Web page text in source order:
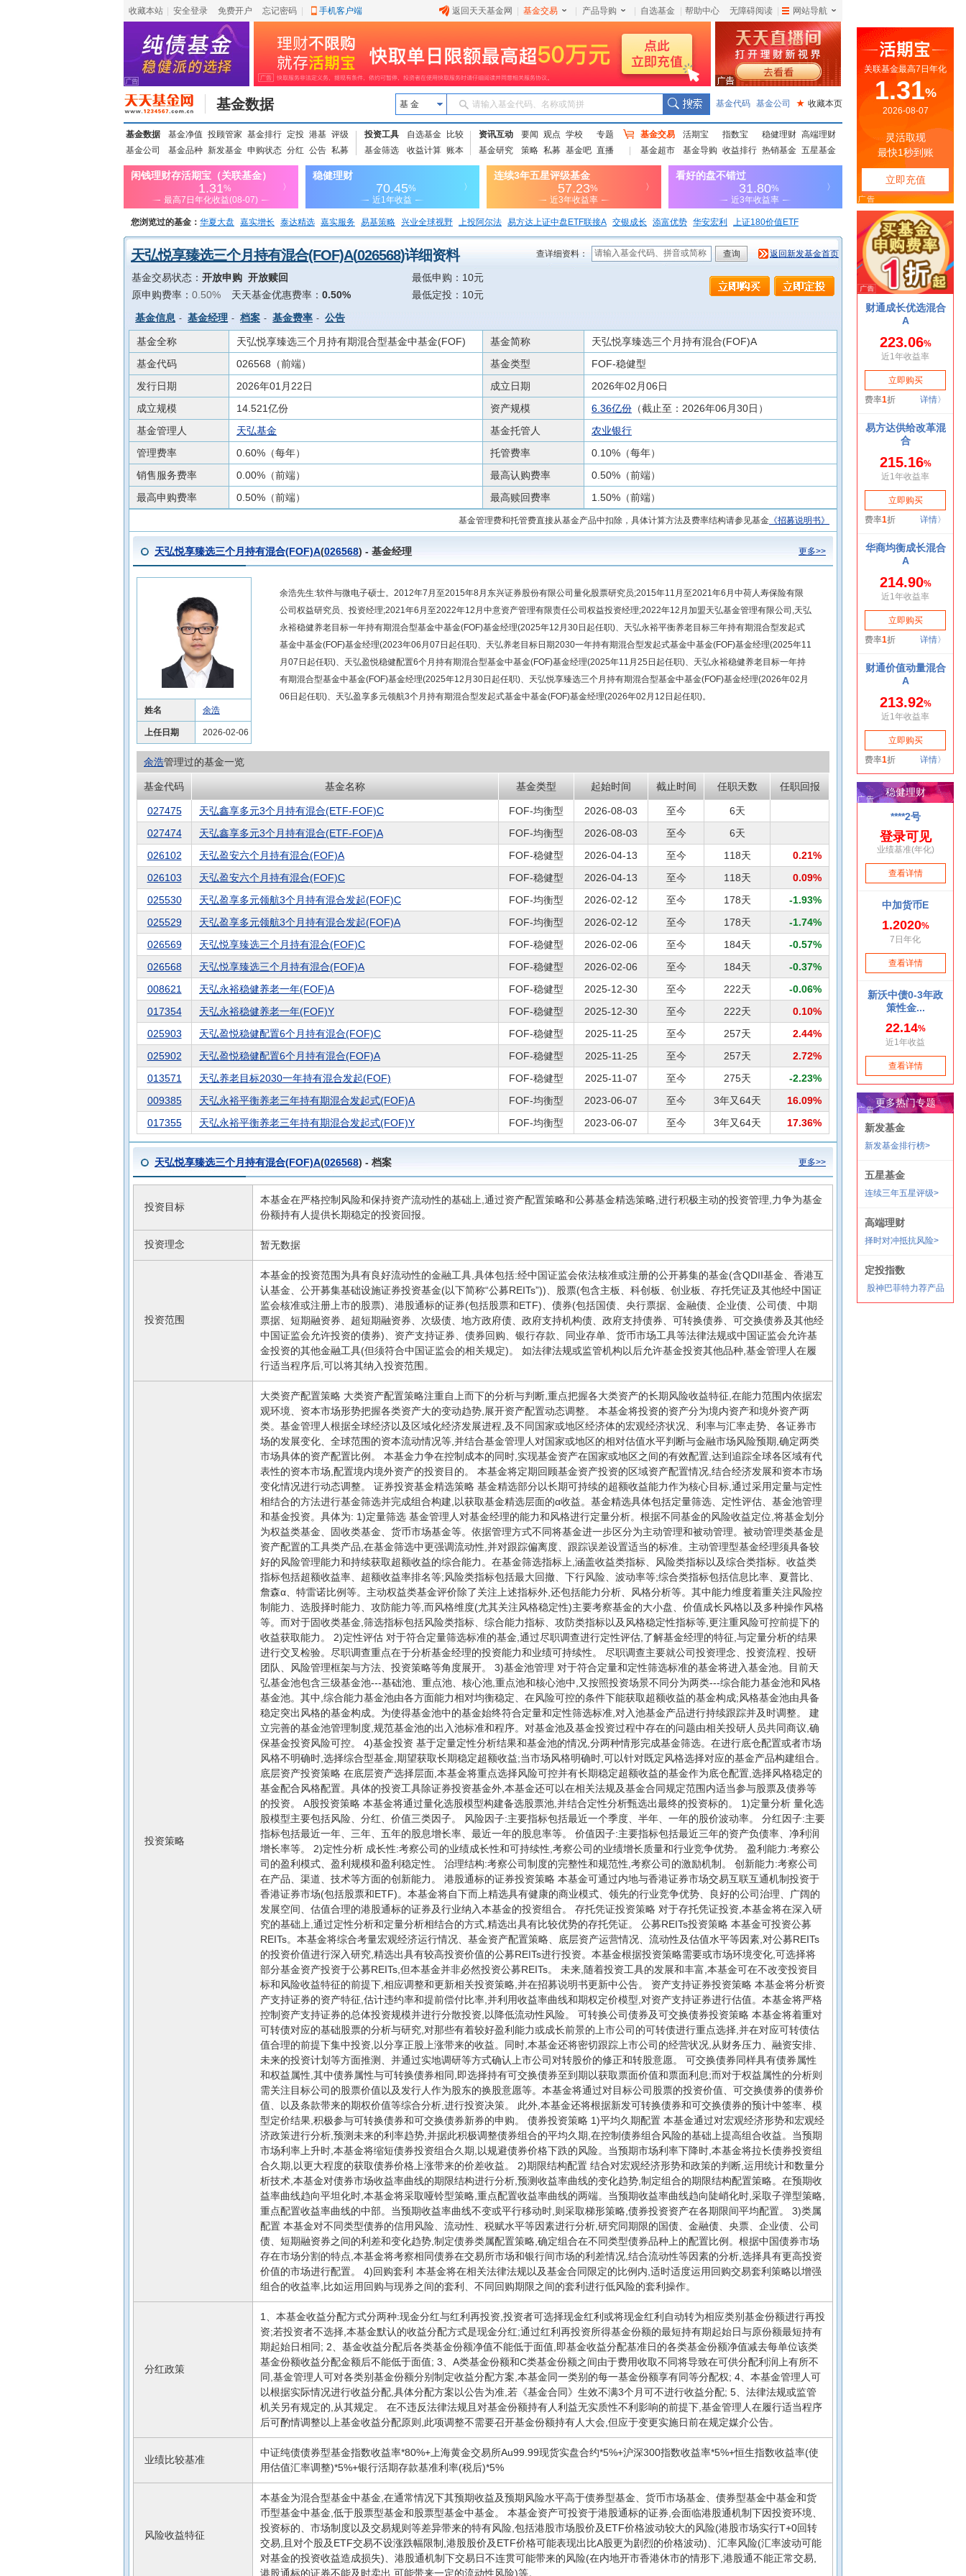
收藏本站 安全登录 免费开户 忘记密码 手机客户端 返回天天基金网 基金交易 产品导购 自选基金 帮助中心 无障碍阅读 网站导航
基金数据 基 金 请输入基金代码、名称或简拼 基金代码 基金公司 ★ 收藏本页
基金数据 基金净值 投顾管家 基金排行 定投 港基 评级
基金公司
基金品种 新发基金 申购状态 分红 公告 私募
投资工具 自选基金
比较
基金筛选
收益计算 账本
资讯互动 要闻 观点 学校
专题
基金研究
策略 私募 基金吧 直播
基金交易 活期宝 指数宝 稳健理财 高端理财
基金超市
基金导购 收益排行 热销基金 五星基金
您浏览过的基金： 华夏大盘 嘉实增长 泰达精选 嘉实服务 易基策略 兴业全球视野 上投阿尔法 易方达上证中盘ETF联接A 交银成长 添富优势 华安宏利
上证180价值ETF
上投优势 信诚蓝筹
天弘悦享臻选三个月持有混合(FOF)A(026568)详细资料 查详细资料： 查询 返回新发基金首页
基金交易状态： 开放申购 开放赎回
最低申购：10元
原申购费率： 0.50% 天天基金优惠费率： 0.50%
最低定投：10元
基金信息 - 基金经理 - 档案 - 基金费率 - 公告
基金全称 天弘悦享臻选三个月持有期混合型基金中基金(FOF) 基金简称
天弘悦享臻选三个月持有混合(FOF)A
基金代码
026568（前端） 基金类型
FOF-稳健型
发行日期
2026年01月22日 成立日期
2026年02月06日
成立规模
14.521亿份 资产规模 6.36亿份 （截止至：2026年06月30日）
基金管理人
天弘基金 基金托管人
农业银行
管理费率
0.60%（每年） 托管费率
0.10%（每年）
销售服务费率
0.00%（前端） 最高认购费率
0.50%（前端）
最高申购费率
0.50%（前端） 最高赎回费率 1.50%（前端）
基金管理费和托管费直接从基金产品中扣除，具体计算方法及费率结构请参见基金 《招募说明书》
天弘悦享臻选三个月持有混合(FOF)A(026568) - 基金经理 更多>>
姓名 余浩
上任日期 2026-02-06
余浩先生:软件与微电子硕士。2012年7月至2015年8月东兴证券股份有限公司量化股票研究员;2015年11月至2021年6月中荷人寿保险有限
公司权益研究员、投资经理;2021年6月至2022年12月中意资产管理有限责任公司权益投资经理;2022年12月加盟天弘基金管理有限公司,天弘
永裕稳健养老目标一年持有期混合型基金中基金(FOF)基金经理(2025年12月30日起任职)、天弘永裕平衡养老目标三年持有期混合型发起式
基金中基金(FOF)基金经理(2023年06月07日起任职)、天弘养老目标日期2030一年持有期混合型发起式基金中基金(FOF)基金经理(2025年11
月07日起任职)、天弘盈悦稳健配置6个月持有期混合型基金中基金(FOF)基金经理(2025年11月25日起任职)、天弘永裕稳健养老目标一年持
有期混合型基金中基金(FOF)基金经理(2025年12月30日起任职)、天弘悦享臻选三个月持有期混合型基金中基金(FOF)基金经理(2026年02月
06日起任职)、天弘盈享多元领航3个月持有期混合型发起式基金中基金(FOF)基金经理(2026年02月12日起任职)。
余浩管理过的基金一览
基金代码 基金名称 基金类型 起始时间 截止时间 任职天数 任职回报
027475 天弘鑫享多元3个月持有混合(ETF-FOF)C FOF-均衡型 2026-08-03 至今
6天
027474
天弘鑫享多元3个月持有混合(ETF-FOF)A FOF-均衡型 2026-08-03 至今
6天
026102
天弘盈安六个月持有混合(FOF)A FOF-稳健型 2026-04-13 至今 118天
0.21%
026103
天弘盈安六个月持有混合(FOF)C FOF-稳健型 2026-04-13 至今 118天
0.09%
025530
天弘盈享多元领航3个月持有混合发起(FOF)C FOF-均衡型 2026-02-12 至今 178天
-1.93%
025529
天弘盈享多元领航3个月持有混合发起(FOF)A FOF-均衡型 2026-02-12 至今 178天
-1.74%
026569
天弘悦享臻选三个月持有混合(FOF)C FOF-稳健型 2026-02-06 至今 184天
-0.57%
026568
天弘悦享臻选三个月持有混合(FOF)A FOF-稳健型 2026-02-06 至今 184天
-0.37%
008621
天弘永裕稳健养老一年(FOF)A FOF-稳健型 2025-12-30 至今 222天
-0.06%
017354
天弘永裕稳健养老一年(FOF)Y FOF-稳健型 2025-12-30 至今 222天
0.10%
025903
天弘盈悦稳健配置6个月持有混合(FOF)C FOF-稳健型 2025-11-25 至今 257天
2.44%
025902
天弘盈悦稳健配置6个月持有混合(FOF)A FOF-稳健型 2025-11-25 至今 257天
2.72%
013571
天弘养老目标2030一年持有混合发起(FOF) FOF-稳健型 2025-11-07 至今 275天
-2.23%
009385
天弘永裕平衡养老三年持有期混合发起式(FOF)A FOF-均衡型 2023-06-07 至今 3年又64天
16.09%
017355
天弘永裕平衡养老三年持有期混合发起式(FOF)Y FOF-均衡型 2023-06-07 至今 3年又64天 17.36%
天弘悦享臻选三个月持有混合(FOF)A(026568) - 档案 更多>>
投资目标
本基金在严格控制风险和保持资产流动性的基础上,通过资产配置策略和公募基金精选策略,进行积极主动的投资管理,力争为基金
份额持有人提供长期稳定的投资回报。
投资理念 暂无数据
投资范围
本基金的投资范围为具有良好流动性的金融工具,具体包括:经中国证监会依法核准或注册的公开募集的基金(含QDII基金、香港互
认基金、公开募集基础设施证券投资基金(以下简称“公募REITs”))、股票(包含主板、科创板、创业板、存托凭证及其他经中国证
监会核准或注册上市的股票)、港股通标的证券(包括股票和ETF)、债券(包括国债、央行票据、金融债、企业债、公司债、中期
票据、短期融资券、超短期融资券、次级债、地方政府债、政府支持机构债、政府支持债券、可转换债券、可交换债券及其他经
中国证监会允许投资的债券)、资产支持证券、债券回购、银行存款、同业存单、货币市场工具等法律法规或中国证监会允许基
金投资的其他金融工具(但须符合中国证监会的相关规定)。 如法律法规或监管机构以后允许基金投资其他品种,基金管理人在履
行适当程序后,可以将其纳入投资范围。
投资策略
大类资产配置策略 大类资产配置策略注重自上而下的分析与判断,重点把握各大类资产的长期风险收益特征,在能力范围内依据宏
观环境、资本市场形势把握各类资产大的变动趋势,展开资产配置动态调整。 本基金将投资的资产分为境内资产和境外资产两
类。基金管理人根据全球经济以及区域化经济发展进程,及不同国家或地区经济体的宏观经济状况、利率与汇率走势、各证券市
场的发展变化、全球范围的资本流动情况等,并结合基金管理人对国家或地区的相对估值水平判断与金融市场风险预期,确定两类
市场具体的资产配置比例。 本基金力争在控制成本的同时,实现基金资产在国家或地区之间的有效配置,达到追踪全球各区域有代
表性的资本市场,配置境内境外资产的投资目的。 本基金将定期回顾基金资产投资的区域资产配置情况,结合经济发展和资本市场
变化情况进行动态调整。 证券投资基金精选策略 基金精选部分以长期可持续的超额收益能力作为核心目标,通过采用定量与定性
相结合的方法进行基金筛选并完成组合构建,以获取基金精选层面的α收益。基金精选具体包括定量筛选、定性评估、基金池管理
和基金投资。具体为: 1)定量筛选 基金管理人对基金经理的能力和风格进行定量分析。根据不同基金的风险收益定位,将基金划分
为权益类基金、固收类基金、货币市场基金等。依据管理方式不同将基金进一步区分为主动管理和被动管理。被动管理类基金是
资产配置的工具类产品,在基金筛选中更强调流动性,并对跟踪偏离度、跟踪误差设置适当的标准。主动管理型基金经理须具备较
好的风险管理能力和持续获取超额收益的综合能力。在基金筛选指标上,涵盖收益类指标、风险类指标以及综合类指标。收益类
指标包括超额收益率、超额收益率排名等;风险类指标包括最大回撤、下行风险、波动率等;综合类指标包括信息比率、夏普比、
詹森α、特雷诺比例等。主动权益类基金评价除了关注上述指标外,还包括能力分析、风格分析等。其中能力维度着重关注风险控
制能力、选股择时能力、攻防能力等,而风格维度(尤其关注风格稳定性)主要考察基金的大小盘、价值成长风格以及多种操作风格
等。而对于固收类基金,筛选指标包括风险类指标、综合能力指标、攻防类指标以及风格稳定性指标等,更注重风险可控前提下的
收益获取能力。 2)定性评估 对于符合定量筛选标准的基金,通过尽职调查进行定性评估,了解基金经理的特征,与定量分析的结果
进行交叉检验。尽职调查重点在于分析基金经理的投资能力和业绩可持续性。 尽职调查主要就公司投资理念、投资流程、投研
团队、风险管理框架与方法、投资策略等角度展开。 3)基金池管理 对于符合定量和定性筛选标准的基金将进入基金池。目前天
弘基金池包含三级基金池---基础池、重点池、核心池,重点池和核心池中,又按照投资场景不同分为两类---综合能力基金池和风格
基金池。其中,综合能力基金池由各方面能力相对均衡稳定、在风险可控的条件下能获取超额收益的基金构成;风格基金池由具备
稳定突出风格的基金构成。为使得基金池中的基金始终符合定量和定性筛选标准,对入池基金产品进行持续跟踪并及时调整。 建
立完善的基金池管理制度,规范基金池的出入池标准和程序。对基金池及基金投资过程中存在的问题由相关投研人员共同商议,确
保基金投资风险可控。 4)基金投资 基于定量定性分析结果和基金池的情况,分两种情形完成基金筛选。在进行底仓配置或者市场
风格不明确时,选择综合型基金,期望获取长期稳定超额收益;当市场风格明确时,可以针对既定风格选择对应的基金产品构建组合。
底层资产投资策略 在底层资产选择层面,本基金将重点选择风险可控并有长期稳定超额收益的基金作为底仓配置,选择风格稳定的
基金配合风格配置。具体的投资工具除证券投资基金外,本基金还可以在相关法规及基金合同规定范围内适当参与股票及债券等
的投资。 A股投资策略 本基金将通过量化选股模型构建备选股票池,并结合定性分析甄选出最终的投资标的。 1)定量分析 量化选
股模型主要包括风险、分红、价值三类因子。 风险因子:主要指标包括最近一个季度、半年、一年的股价波动率。 分红因子:主要
指标包括最近一年、三年、五年的股息增长率、最近一年的股息率等。 价值因子:主要指标包括最近三年的资产负债率、净利润
增长率等。 2)定性分析 成长性:考察公司的业绩成长性和可持续性,考察公司的业绩增长质量和行业竞争优势。 盈利能力:考察公
司的盈利模式、盈利规模和盈利稳定性。 治理结构:考察公司制度的完整性和规范性,考察公司的激励机制。 创新能力:考察公司
在产品、渠道、技术等方面的创新能力。 港股通标的证券投资策略 本基金可通过内地与香港证券市场交易互联互通机制投资于
香港证券市场(包括股票和ETF)。本基金将自下而上精选具有健康的商业模式、领先的行业竞争优势、良好的公司治理、广阔的
发展空间、估值合理的港股通标的证券及行业纳入本基金的投资组合。 存托凭证投资策略 对于存托凭证投资,本基金将在深入研
究的基础上,通过定性分析和定量分析相结合的方式,精选出具有比较优势的存托凭证。 公募REITs投资策略 本基金可投资公募
REITs。本基金将综合考量宏观经济运行情况、基金资产配置策略、底层资产运营情况、流动性及估值水平等因素,对公募REITs
的投资价值进行深入研究,精选出具有较高投资价值的公募REITs进行投资。本基金根据投资策略需要或市场环境变化,可选择将
部分基金资产投资于公募REITs,但本基金并非必然投资公募REITs。 未来,随着投资工具的发展和丰富,本基金可在不改变投资目
标和风险收益特征的前提下,相应调整和更新相关投资策略,并在招募说明书更新中公告。 资产支持证券投资策略 本基金将分析资
产支持证券的资产特征,估计违约率和提前偿付比率,并利用收益率曲线和期权定价模型,对资产支持证券进行估值。本基金将严格
控制资产支持证券的总体投资规模并进行分散投资,以降低流动性风险。 可转换公司债券及可交换债券投资策略 本基金将着重对
可转债对应的基础股票的分析与研究,对那些有着较好盈利能力或成长前景的上市公司的可转债进行重点选择,并在对应可转债估
值合理的前提下集中投资,以分享正股上涨带来的收益。同时,本基金还将密切跟踪上市公司的经营状况,从财务压力、融资安排、
未来的投资计划等方面推测、并通过实地调研等方式确认上市公司对转股价的修正和转股意愿。 可交换债券同样具有债券属性
和权益属性,其中债券属性与可转换债券相同,即选择持有可交换债券至到期以获取票面价值和票面利息;而对于权益属性的分析则
需关注目标公司的股票价值以及发行人作为股东的换股意愿等。本基金将通过对目标公司股票的投资价值、可交换债券的债券价
值、以及条款带来的期权价值等综合分析,进行投资决策。 此外,本基金还将根据新发可转换债券和可交换债券的预计中签率、模
型定价结果,积极参与可转换债券和可交换债券新券的申购。 债券投资策略 1)平均久期配置 本基金通过对宏观经济形势和宏观经
济政策进行分析,预测未来的利率趋势,并据此积极调整债券组合的平均久期,在控制债券组合风险的基础上提高组合收益。当预期
市场利率上升时,本基金将缩短债券投资组合久期,以规避债券价格下跌的风险。当预期市场利率下降时,本基金将拉长债券投资组
合久期,以更大程度的获取债券价格上涨带来的价差收益。 2)期限结构配置 结合对宏观经济形势和政策的判断,运用统计和数量分
析技术,本基金对债券市场收益率曲线的期限结构进行分析,预测收益率曲线的变化趋势,制定组合的期限结构配置策略。在预期收
益率曲线趋向平坦化时,本基金将采取哑铃型策略,重点配置收益率曲线的两端。当预期收益率曲线趋向陡峭化时,采取子弹型策略,
重点配置收益率曲线的中部。当预期收益率曲线不变或平行移动时,则采取梯形策略,债券投资资产在各期限间平均配置。 3)类属
配置 本基金对不同类型债券的信用风险、流动性、税赋水平等因素进行分析,研究同期限的国债、金融债、央票、企业债、公司
债、短期融资券之间的利差和变化趋势,制定债券类属配置策略,确定组合在不同类型债券品种上的配置比例。根据中国债券市场
存在市场分割的特点,本基金将考察相同债券在交易所市场和银行间市场的利差情况,结合流动性等因素的分析,选择具有更高投资
价值的市场进行配置。 4)回购套利 本基金将在相关法律法规以及基金合同限定的比例内,适时适度运用回购交易套利策略以增强
组合的收益率,比如运用回购与现券之间的套利、不同回购期限之间的套利进行低风险的套利操作。
分红政策
1、本基金收益分配方式分两种:现金分红与红利再投资,投资者可选择现金红利或将现金红利自动转为相应类别基金份额进行再投
资;若投资者不选择,本基金默认的收益分配方式是现金分红;通过红利再投资所得基金份额的最短持有期起始日与原份额最短持有
期起始日相同; 2、基金收益分配后各类基金份额净值不能低于面值,即基金收益分配基准日的各类基金份额净值减去每单位该类
基金份额收益分配金额后不能低于面值; 3、A类基金份额和C类基金份额之间由于费用收取不同将导致在可供分配利润上有所不
同,基金管理人可对各类别基金份额分别制定收益分配方案,本基金同一类别的每一基金份额享有同等分配权; 4、本基金管理人可
以根据实际情况进行收益分配,具体分配方案以公告为准,若《基金合同》生效不满3个月可不进行收益分配; 5、法律法规或监管
机关另有规定的,从其规定。 在不违反法律法规且对基金份额持有人利益无实质性不利影响的前提下,基金管理人在履行适当程序
后可酌情调整以上基金收益分配原则,此项调整不需要召开基金份额持有人大会,但应于变更实施日前在规定媒介公告。
业绩比较基准
中证纯债债券型基金指数收益率*80%+上海黄金交易所Au99.99现货实盘合约*5%+沪深300指数收益率*5%+恒生指数收益率(使
用估值汇率调整)*5%+银行活期存款基准利率(税后)*5%
风险收益特征
本基金为混合型基金中基金,在通常情况下其预期收益及预期风险水平高于债券型基金、货币市场基金、债券型基金中基金和货
币型基金中基金,低于股票型基金和股票型基金中基金。 本基金资产可投资于港股通标的证券,会面临港股通机制下因投资环境、
投资标的、市场制度以及交易规则等差异带来的特有风险,包括港股市场股价及ETF价格波动较大的风险(港股市场实行T+0回转
交易,且对个股及ETF交易不设涨跌幅限制,港股股价及ETF价格可能表现出比A股更为剧烈的价格波动)、汇率风险(汇率波动可能
对基金的投资收益造成损失)、港股通机制下交易日不连贯可能带来的风险(在内地开市香港休市的情形下,港股通不能正常交易,
港股通标的证券不能及时卖出,可能带来一定的流动性风险)等。